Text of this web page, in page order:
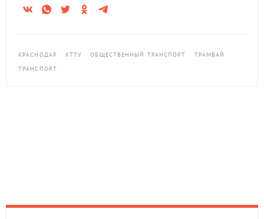
КРАСНОДАР КТТУ ОБЩЕСТВЕННЫЙ ТРАНСПОРТ
ТРАМВАЙ
ТРАНСПОРТ